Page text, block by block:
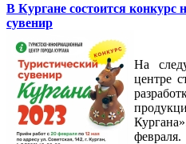
В Кургане состоится конкурс
сувенир
На
центре
февраля.